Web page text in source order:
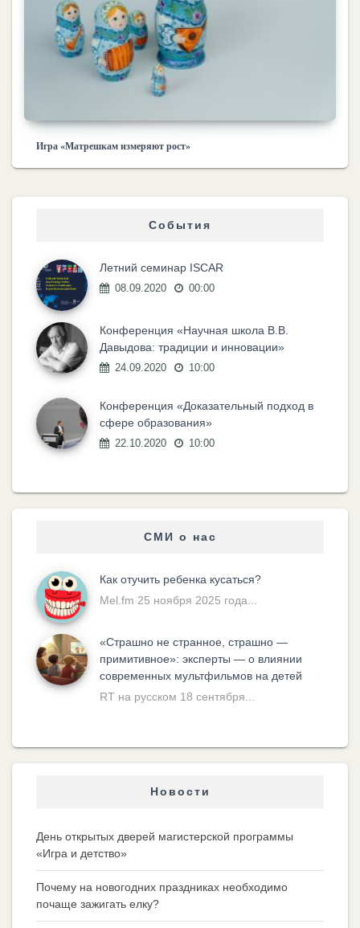
Игра «Матрешкам измеряют рост»
События
Летний семинар ISCAR
08.09.2020 00:00
Конференция «Научная школа В.В.
Давыдова: традиции и инновации»
24.09.2020 10:00
Конференция «Доказательный подход в
сфере образования»
22.10.2020 10:00
СМИ о нас
Как отучить ребенка кусаться?
Mel.fm 25 ноября 2025 года...
«Cтрашно не странное, страшно —
примитивное»: эксперты — о влиянии
современных мультфильмов на детей
RT на русском 18 сентября...
Новости
День открытых дверей магистерской программы
«Игра и детство»
Почему на новогодних праздниках необходимо
почаще зажигать елку?